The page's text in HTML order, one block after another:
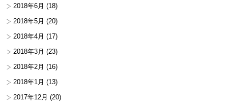
2018年6月 (18)
2018年5月 (20)
2018年4月 (17)
2018年3月 (23)
2018年2月 (16)
2018年1月 (13)
2017年12月 (20)